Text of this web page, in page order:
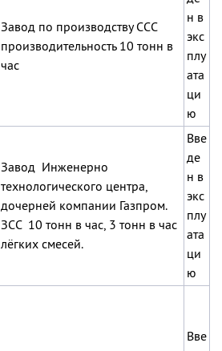
Завод по производству ССС
производительность 10 тонн в
час
н в
экс
плу
ата
ци
ю
Завод Инженерно
технологического центра,
дочерней компании Газпром.
ЗСС 10 тонн в час, 3 тонн в час
лёгких смесей.
Вве
де
н в
экс
плу
ата
ци
ю
Вве